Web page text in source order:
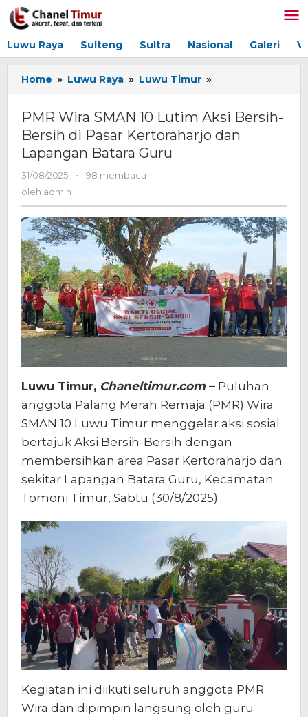
Lewati
ke
Luwu Raya Sulteng Sultra Nasional Galeri
Home » Luwu Raya » Luwu Timur »
Wira
10
Lutim
Pasar
Kertoraharjo
Lapangan
Batara
Guru
PMR Wira SMAN 10 Lutim Aksi Bersih-
Bersih di Pasar Kertoraharjo dan
Lapangan Batara Guru
31/08/2025
oleh
-
98 membaca
oleh admin
Luwu Timur, Chaneltimur.com– Puluhan
anggota Palang Merah Remaja (PMR) Wira
SMAN 10 Luwu Timur menggelar aksi sosial
bertajuk Aksi Bersih-Bersih dengan
membersihkan area Pasar Kertoraharjo dan
sekitar Lapangan Batara Guru, Kecamatan
Tomoni Timur, Sabtu (30/8/2025).
Kegiatan ini diikuti seluruh anggota PMR
Wira dan dipimpin langsung oleh guru